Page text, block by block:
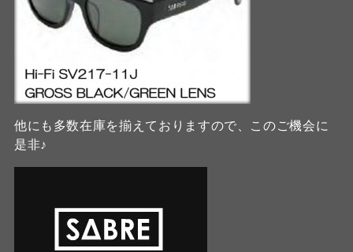
他にも多数在庫を揃えておりますので、このご機会に
是非♪